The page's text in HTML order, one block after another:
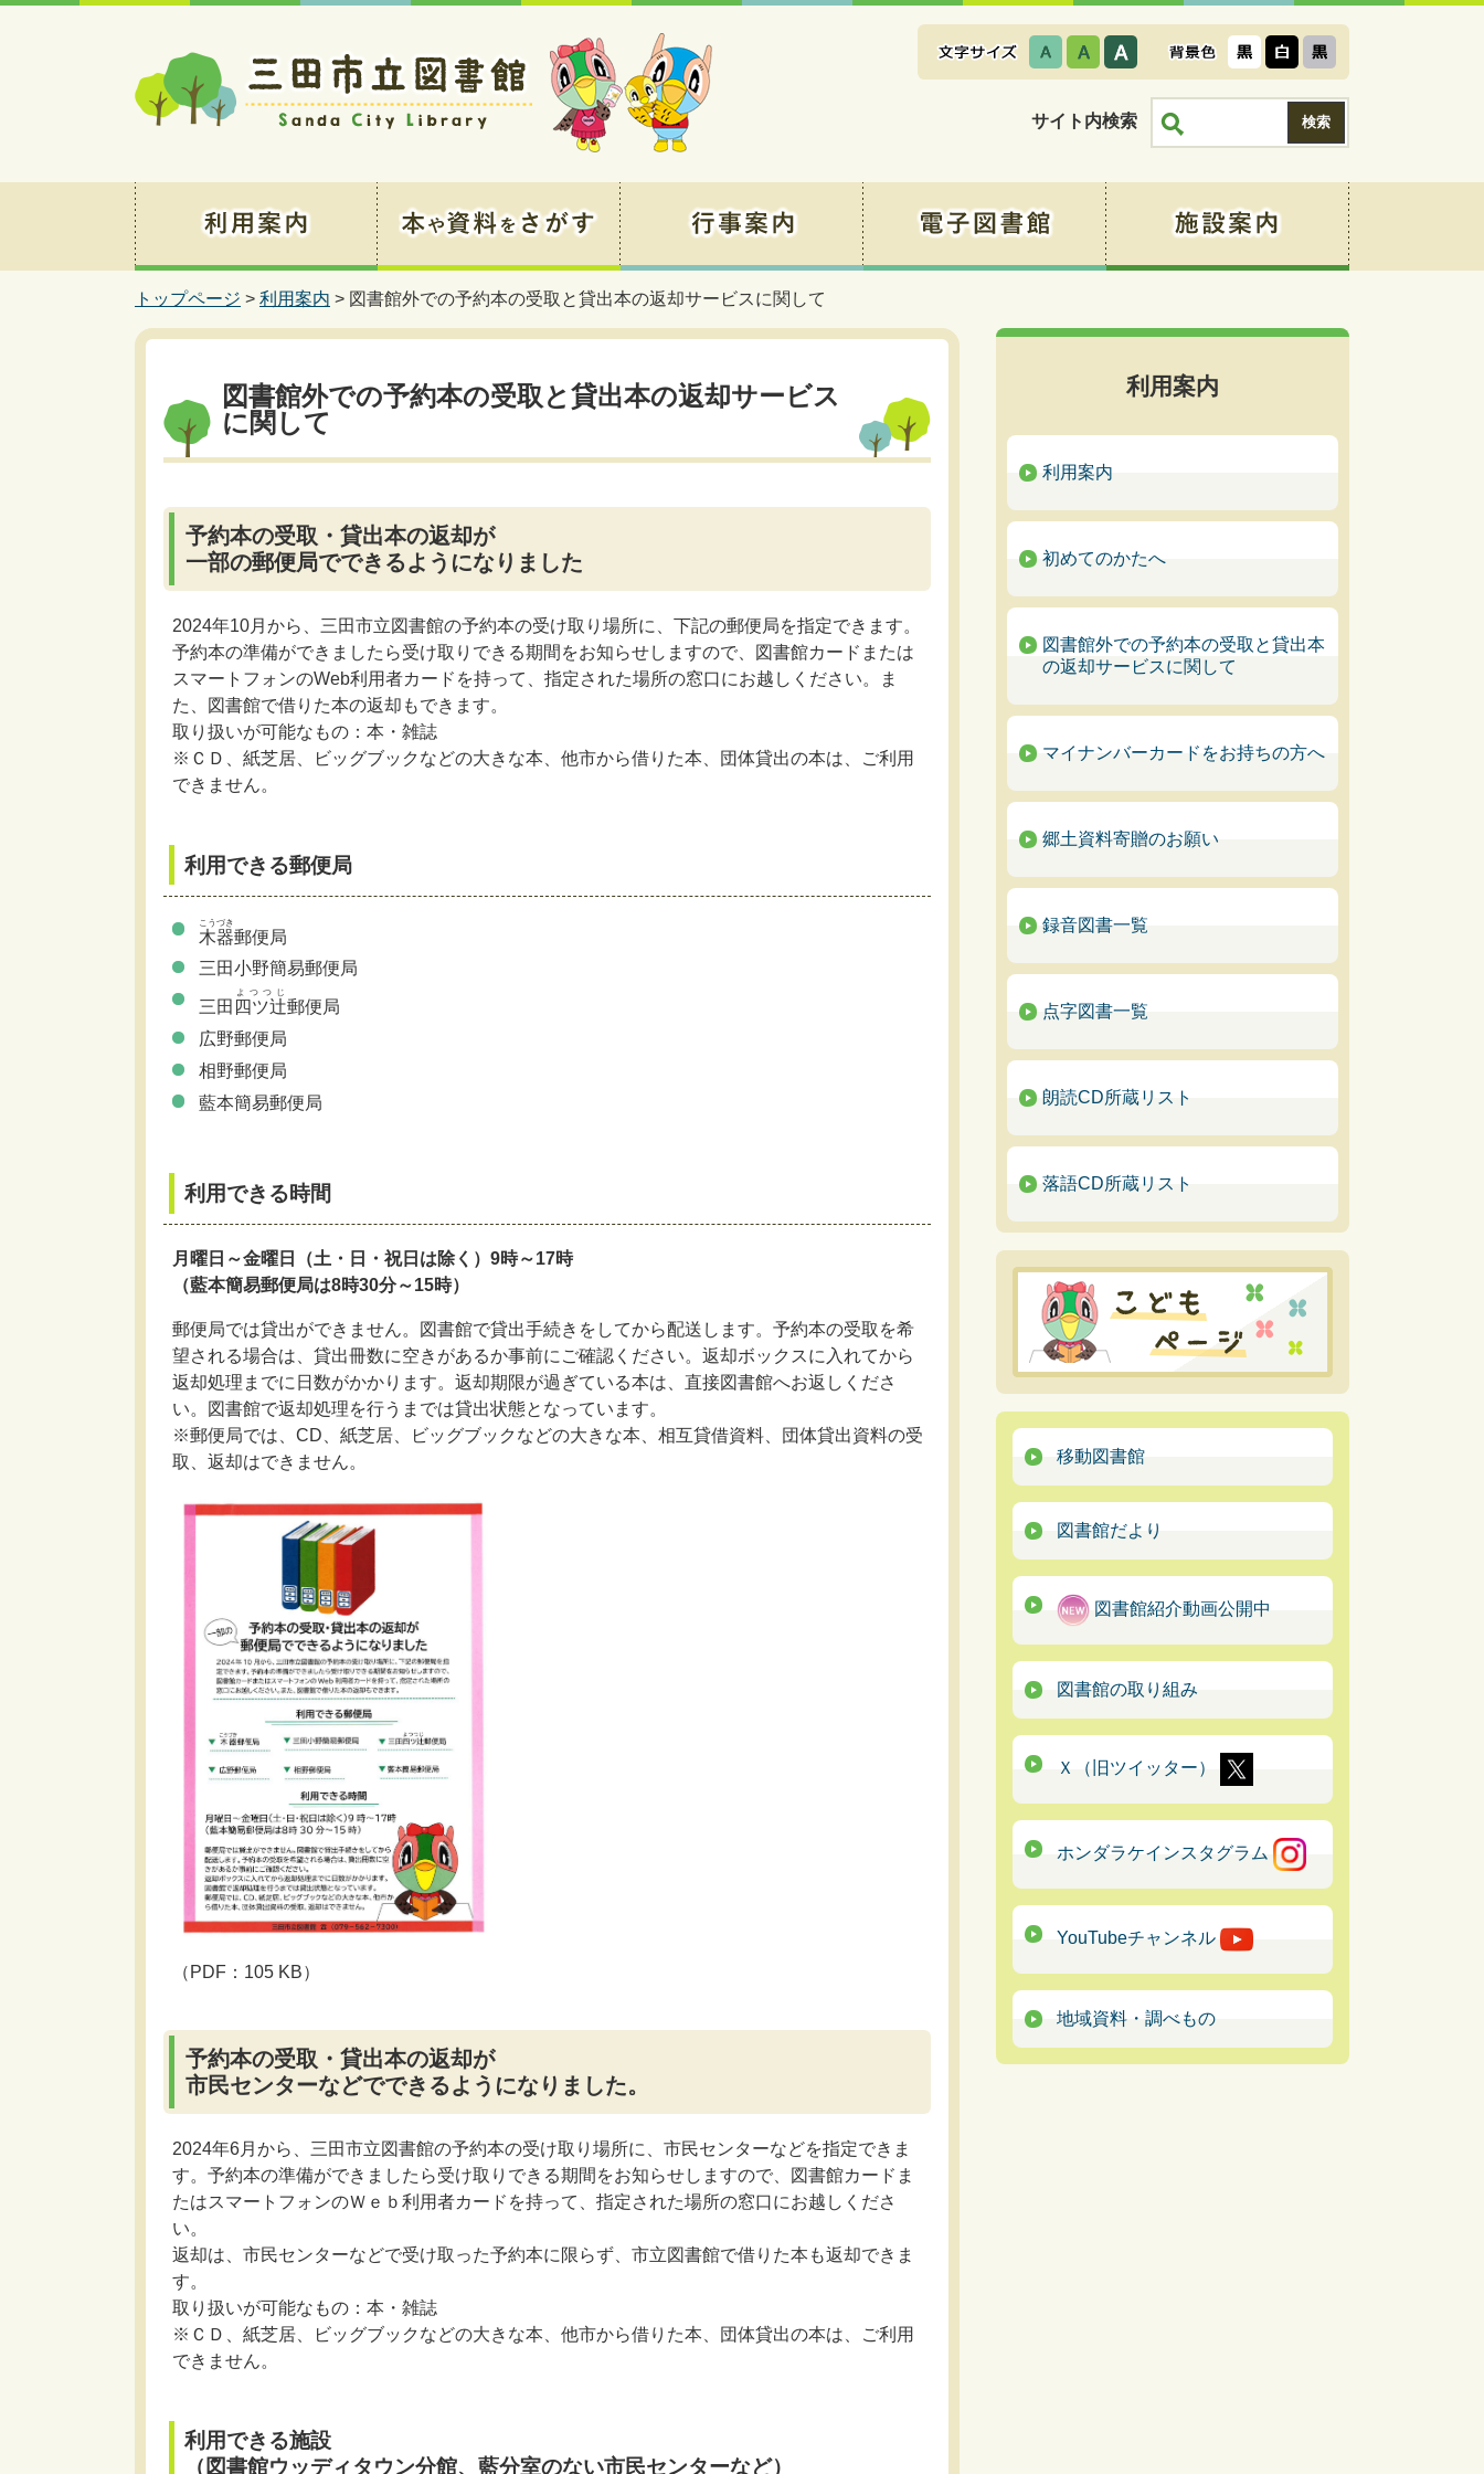
サイト内検索
トップページ > 利用案内 > 図書館外での予約本の受取と貸出本の返却サービスに関して
図書館外での予約本の受取と貸出本の返却サービス
に関して
予約本の受取・貸出本の返却が
一部の郵便局でできるようになりました
2024年10月から、三田市立図書館の予約本の受け取り場所に、下記の郵便局を指定できます。
予約本の準備ができましたら受け取りできる期間をお知らせしますので、図書館カードまたは
スマートフォンのWeb利用者カードを持って、指定された場所の窓口にお越しください。ま
た、図書館で借りた本の返却もできます。
取り扱いが可能なもの：本・雑誌
※ＣＤ、紙芝居、ビッグブックなどの大きな本、他市から借りた本、団体貸出の本は、ご利用
できません。
利用できる郵便局
木器
こうづき
郵便局
三田小野簡易郵便局
三田 四ツ辻
よつつじ
郵便局
広野郵便局
相野郵便局
藍本簡易郵便局
利用できる時間
月曜日～金曜日（土・日・祝日は除く）9時～17時
（藍本簡易郵便局は8時30分～15時）
郵便局では貸出ができません。図書館で貸出手続きをしてから配送します。予約本の受取を希
望される場合は、貸出冊数に空きがあるか事前にご確認ください。返却ボックスに入れてから
返却処理までに日数がかかります。返却期限が過ぎている本は、直接図書館へお返しくださ
い。図書館で返却処理を行うまでは貸出状態となっています。
※郵便局では、CD、紙芝居、ビッグブックなどの大きな本、相互貸借資料、団体貸出資料の受
取、返却はできません。
（PDF：105 KB）
予約本の受取・貸出本の返却が
市民センターなどでできるようになりました。
2024年6月から、三田市立図書館の予約本の受け取り場所に、市民センターなどを指定できま
す。予約本の準備ができましたら受け取りできる期間をお知らせしますので、図書館カードま
たはスマートフォンのＷｅｂ利用者カードを持って、指定された場所の窓口にお越しくださ
い。
返却は、市民センターなどで受け取った予約本に限らず、市立図書館で借りた本も返却できま
す。
取り扱いが可能なもの：本・雑誌
※ＣＤ、紙芝居、ビッグブックなどの大きな本、他市から借りた本、団体貸出の本は、ご利用
できません。
利用できる施設
（図書館ウッディタウン分館、藍分室のない市民センターなど）
利用案内
利用案内
初めてのかたへ
図書館外での予約本の受取と貸出本
の返却サービスに関して
マイナンバーカードをお持ちの方へ
郷土資料寄贈のお願い
録音図書一覧
点字図書一覧
朗読CD所蔵リスト
落語CD所蔵リスト
移動図書館
図書館だより
図書館紹介動画公開中
図書館の取り組み
Ｘ（旧ツイッター）
ホンダラケインスタグラム
YouTubeチャンネル
地域資料・調べもの